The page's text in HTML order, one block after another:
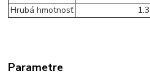
Hrubá hmotnosť
Parametre